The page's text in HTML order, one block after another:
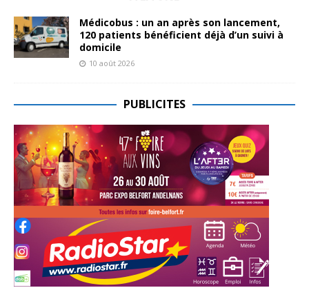
Médicobus : un an après son lancement,
120 patients bénéficient déjà d’un suivi à
domicile
10 août 2026
PUBLICITES